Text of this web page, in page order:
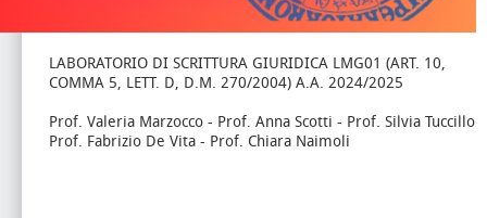
LABORATORIO DI SCRITTURA GIURIDICA LMG01 (ART. 10,
COMMA 5, LETT. D, D.M. 270/2004) A.A. 2024/2025
Prof. Valeria Marzocco - Prof. Anna Scotti - Prof. Silvia Tuccillo
Prof. Fabrizio De Vita - Prof. Chiara Naimoli